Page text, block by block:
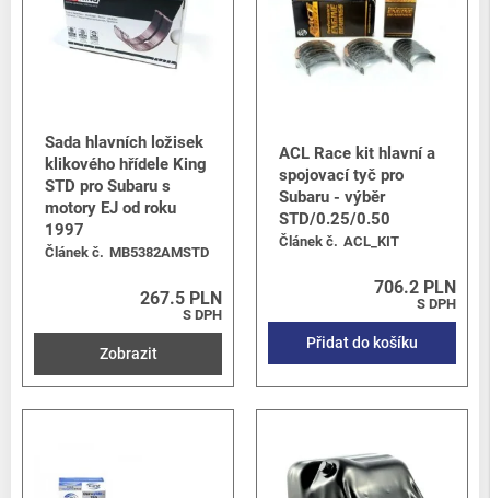
Sada hlavních ložisek
klikového hřídele King
STD pro Subaru s
motory EJ od roku
1997
Článek č. MB5382AMSTD
267.5 PLN
S DPH
Zobrazit
ACL Race kit hlavní a
spojovací tyč pro
Subaru - výběr
STD/0.25/0.50
Článek č. ACL_KIT
706.2 PLN
S DPH
Přidat do košíku